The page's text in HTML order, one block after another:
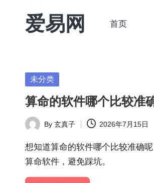
爱易网
阳
历
转
农
历
阴
历
查
首页
Posted
未分类
算命的软件哪个比较准
Posted
by
By 玄真子 2026年7月15日
想知道算命的软件哪个比较准确
算命软件，避免踩坑。